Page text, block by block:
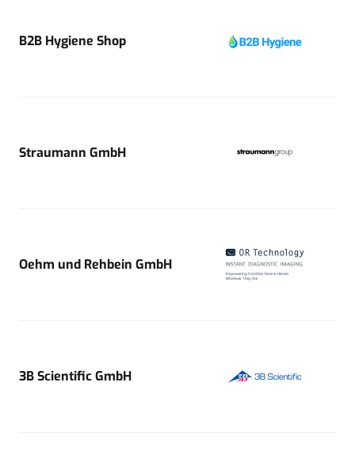
B2B Hygiene Shop
Straumann GmbH
Oehm und Rehbein GmbH
3B Scientific GmbH